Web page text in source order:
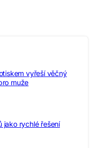
vyřeší věčný
muže
jako rychlé řešení